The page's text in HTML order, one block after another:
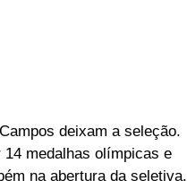
deixam a seleção.
medalhas olímpicas e
na abertura da seletiva.